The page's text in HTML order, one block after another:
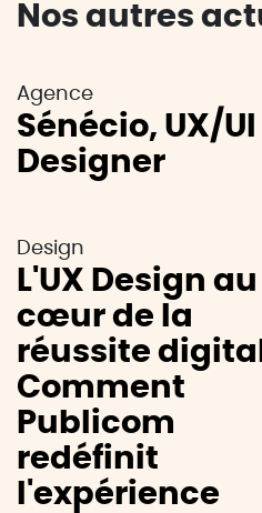
Nos autres
Agence
Sénécio, UX/UI
Designer
Design
L'UX Design au
cœur de la
réussite
Comment
Publicom
redéfinit
l'expérience